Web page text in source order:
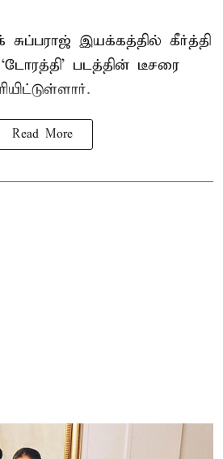
சுப்பராஜ் இயக்கத்தில் கீர்த்தி
படத்தின் டீசரை
Read More